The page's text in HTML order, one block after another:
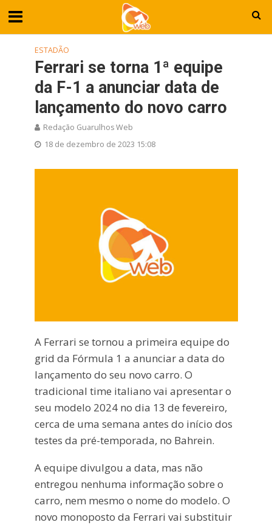
ESTADÃO
Ferrari se torna 1ª equipe
da F-1 a anunciar data de
lançamento do novo carro
Redação Guarulhos Web
18 de dezembro de 2023 15:08
A Ferrari se tornou a primeira equipe do
grid da Fórmula 1 a anunciar a data do
lançamento do seu novo carro. O
tradicional time italiano vai apresentar o
seu modelo 2024 no dia 13 de fevereiro,
cerca de uma semana antes do início dos
testes da pré-temporada, no Bahrein.
A equipe divulgou a data, mas não
entregou nenhuma informação sobre o
carro, nem mesmo o nome do modelo. O
novo monoposto da Ferrari vai substituir